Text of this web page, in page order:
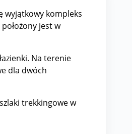
wyjątkowy kompleks
jest w
Na terenie
dla dwóch
trekkingowe w